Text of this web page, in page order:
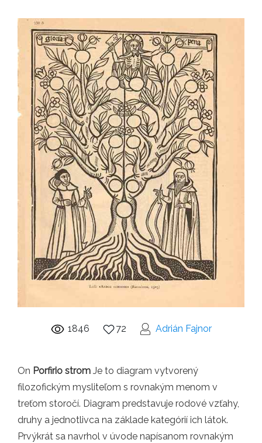
1846 72 Adrián Fajnor
On Porfirio strom Je to diagram vytvorený
filozofickým mysliteľom s rovnakým menom v
treťom storočí. Diagram predstavuje rodové vzťahy,
druhy a jednotlivca na základe kategórií ich látok.
Prvýkrát sa navrhol v úvode napísanom rovnakým